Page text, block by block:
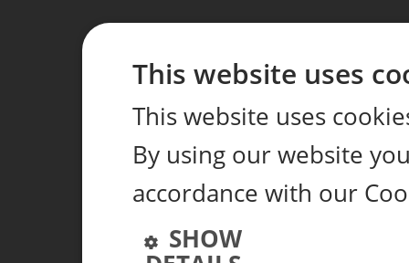
This website uses
This website uses
By using our website
accordance with our
SHOW